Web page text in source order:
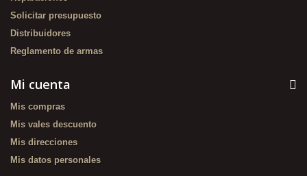
Solicitar presupuesto
Distribuidores
Reglamento de armas
Mi cuenta
Mis compras
Mis vales descuento
Mis direcciones
Mis datos personales